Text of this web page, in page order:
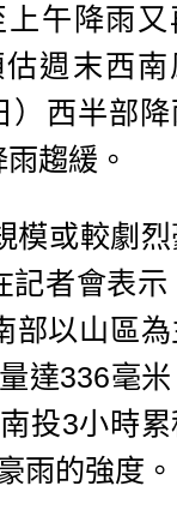
午降雨又
週末西南
）西半部降
趨緩。
模或較劇
記者會表示
部以山區為
達336毫
投3小時累
雨的強度。